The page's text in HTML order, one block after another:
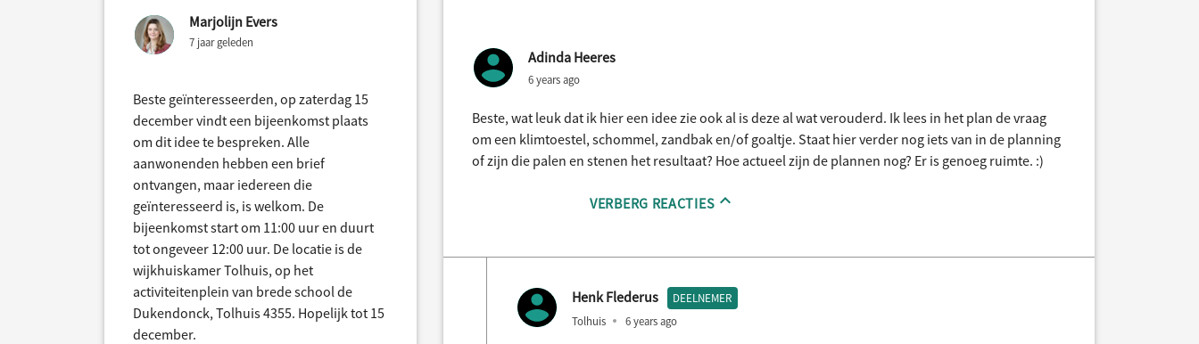
Marjolijn Evers
7 jaar geleden
Beste geïnteresseerden, op zaterdag 15
december vindt een bijeenkomst plaats
om dit idee te bespreken. Alle
aanwonenden hebben een brief
ontvangen, maar iedereen die
geïnteresseerd is, is welkom. De
bijeenkomst start om 11:00 uur en duurt
tot ongeveer 12:00 uur. De locatie is de
wijkhuiskamer Tolhuis, op het
activiteitenplein van brede school de
Dukendonck, Tolhuis 4355. Hopelijk tot 15
december.
Adinda Heeres
6 years ago
Beste, wat leuk dat ik hier een idee zie ook al is deze al wat verouderd. Ik lees in het plan de vraag
om een klimtoestel, schommel, zandbak en/of goaltje. Staat hier verder nog iets van in de planning
of zijn die palen en stenen het resultaat? Hoe actueel zijn de plannen nog? Er is genoeg ruimte. :)
VERBERG REACTIES
Henk Flederus DEELNEMER
Tolhuis 6 years ago